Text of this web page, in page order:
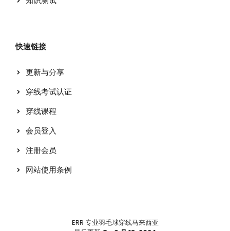
快速链接
更新与分享
穿线考试认证
穿线课程
会员登入
注册会员
网站使用条例
ERR 专业羽毛球穿线马来西亚